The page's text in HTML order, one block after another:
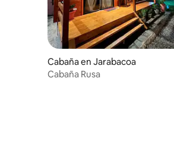
Cabaña en Jarabacoa
Cabaña Rusa